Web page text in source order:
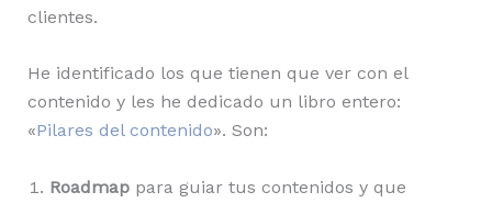
clientes.
He identificado los que tienen que ver con el
contenido y les he dedicado un libro entero:
«Pilares del contenido». Son:
Roadmap para guiar tus contenidos y que